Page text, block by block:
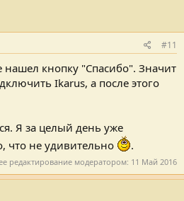
#11
нашел кнопку "Спасибо". Значит
Ikarus, а после этого
Я за целый день уже
что не удивительно
.
редактирование модератором: 11 Май 2016